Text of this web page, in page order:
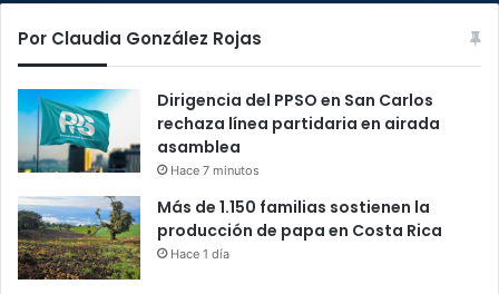
Por Claudia González Rojas
Dirigencia del PPSO en San Carlos
rechaza línea partidaria en airada
asamblea
Hace 7 minutos
Más de 1.150 familias sostienen la
producción de papa en Costa Rica
Hace 1 día